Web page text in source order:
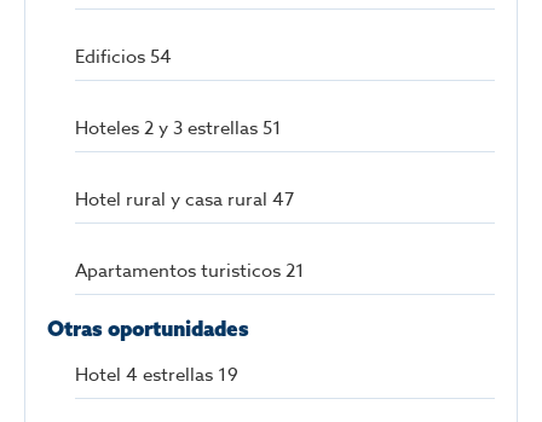
Edificios 54
Hoteles 2 y 3 estrellas 51
Hotel rural y casa rural 47
Apartamentos turisticos 21
Otras oportunidades
Hotel 4 estrellas 19